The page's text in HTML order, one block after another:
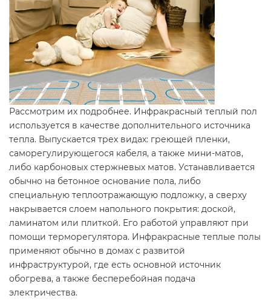
Рассмотрим их подробнее. Инфракрасный теплый пол
используется в качестве дополнительного источника
тепла. Выпускается трех видах: греющей пленки,
саморегулирующегося кабеля, а также мини-матов,
либо карбоновых стержневых матов. Устанавливается
обычно на бетонное основание пола, либо
специальную теплоотражающую подложку, а сверху
накрывается слоем напольного покрытия: доской,
ламинатом или плиткой. Его работой управляют при
помощи терморегулятора. Инфракрасные теплые полы
применяют обычно в домах с развитой
инфраструктурой, где есть основной источник
обогрева, а также бесперебойная подача
электричества.